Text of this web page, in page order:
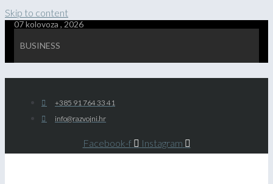
Skip to content
07 kolovoza , 2026
BUSINESS
+385 91 764 33 41
info@razvojni.hr
Facebook-f Instagram